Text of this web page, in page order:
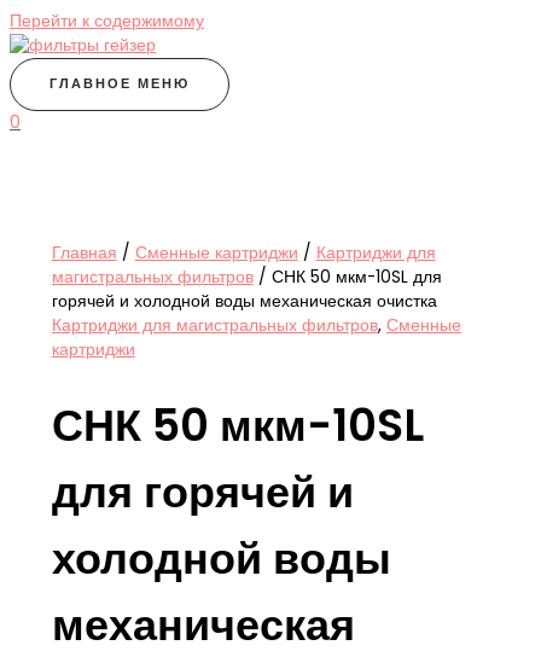
Перейти к содержимому
ГЛАВНОЕ МЕНЮ
0
Главная / Сменные картриджи / Картриджи для
магистральных фильтров/ СНК 50 мкм-10SL для
горячей и холодной воды механическая очистка
Картриджи для магистральных фильтров, Сменные
картриджи
СНК 50 мкм-10SL
для горячей и
холодной воды
механическая